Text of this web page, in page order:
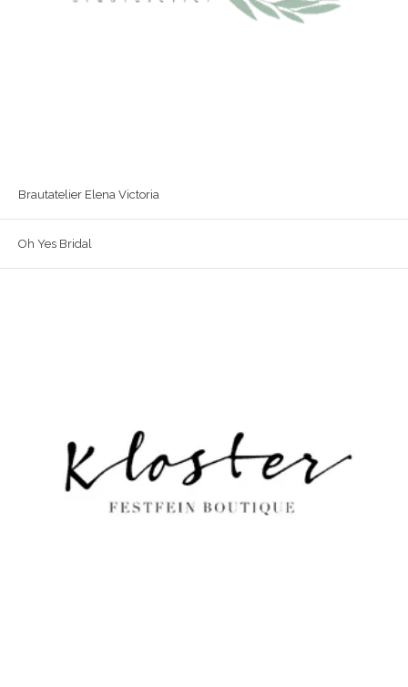
Brautatelier Elena Victoria
Oh Yes Bridal